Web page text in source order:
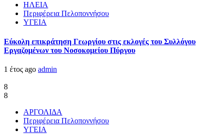
ΗΛΕΙΑ
Περιφέρεια Πελοποννήσου
ΥΓΕΙΑ
Εύκολη επικράτηση Γεωργίου στις εκλογές του Συλλόγου
Εργαζομένων του Νοσοκομείου Πύργου
1 έτος ago admin
8
8
ΑΡΓΟΛΙΔΑ
Περιφέρεια Πελοποννήσου
ΥΓΕΙΑ